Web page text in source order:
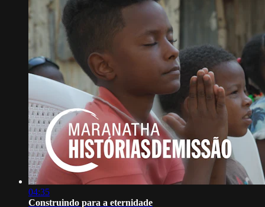
04:35
Construindo para a eternidade